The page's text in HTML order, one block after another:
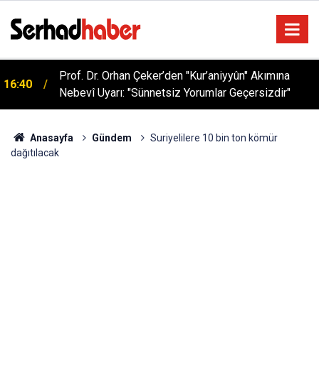
05:57
Sağlıklı Beslenmede Yeni Trend: Düşük Kalorili
Multi-Fiber İçecek Tozu
Anasayfa Gündem
Suriyelilere 10 bin ton kömür
dağıtılacak